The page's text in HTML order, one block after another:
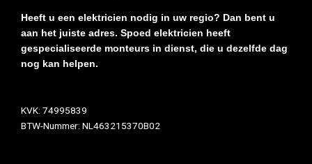
Heeft u een elektricien nodig in uw regio? Dan bent u
aan het juiste adres. Spoed elektricien heeft
gespecialiseerde monteurs in dienst, die u dezelfde dag
nog kan helpen.
KVK: 74995839
BTW-Nummer: NL463215370B02